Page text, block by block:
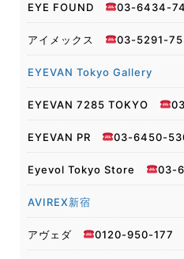
EYE FOUND 03-6434-
アイメックス 03-5291-
EYEVAN Tokyo Gallery
EYEVAN 7285 TOKYO
EYEVAN PR 03-6450-
Eyevol Tokyo Store 03-
AVIREX新宿
アヴェダ 0120-950-177